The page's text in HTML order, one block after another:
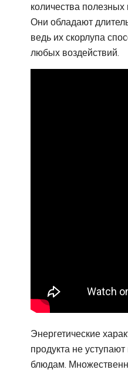
количества
Они обладают
ведь их скорлупа
любых воздействий.
Энергетические
продукта не
блюдам.